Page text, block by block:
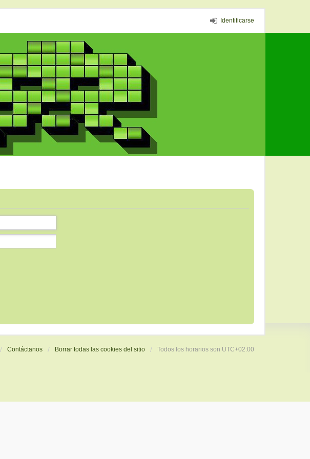
Identificarse
Contáctanos Borrar todas las cookies del sitio Todos los horarios son UTC+02:00